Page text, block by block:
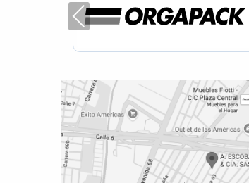
Previous